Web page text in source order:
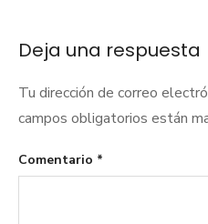
Deja una respuesta
Tu dirección de correo
campos obligatorios están
Comentario *